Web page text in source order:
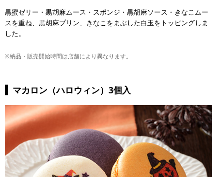
黒蜜ゼリー・黒胡麻ムース・スポンジ・黒胡麻ソース・きなこムー
スを重ね、黒胡麻プリン、きなこをまぶした白玉をトッピングしま
した。
※納品・販売開始時間は店舗により異なります。
マカロン（ハロウィン）3個入